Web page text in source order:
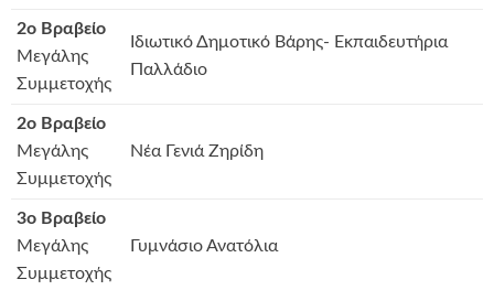
2ο Βραβείο
Μεγάλης
Συμμετοχής
Ιδιωτικό Δημοτικό Βάρης- Εκπαιδευτήρια
Παλλάδιο
2ο Βραβείο
Μεγάλης
Συμμετοχής
Nέα Γενιά Ζηρίδη
3ο Βραβείο
Μεγάλης
Συμμετοχής
Γυμνάσιο Ανατόλια